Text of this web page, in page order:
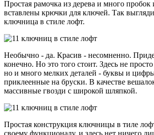
Простая рамочка из дерева и много пробок
вставлены крючки для ключей. Так
ключница в стиле лофт.
Необычно - да. Красив - несомненно.
конечно. Но это того стоит. Здесь не
но и много мелких деталей - буквы и
приклеенные на бруски. В качестве
массивные гвозди с широкой шляпкой.
Простая конструкция ключницы в тиле